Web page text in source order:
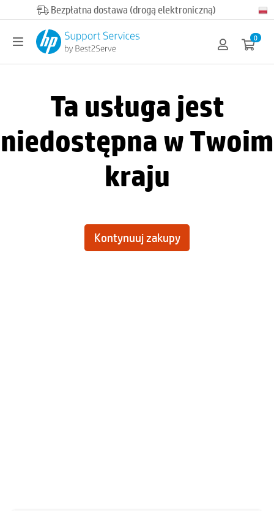
Bezpłatna dostawa (drogą elektroniczną)
0
Ta usługa jest
niedostępna w Twoim
kraju
Kontynuuj zakupy